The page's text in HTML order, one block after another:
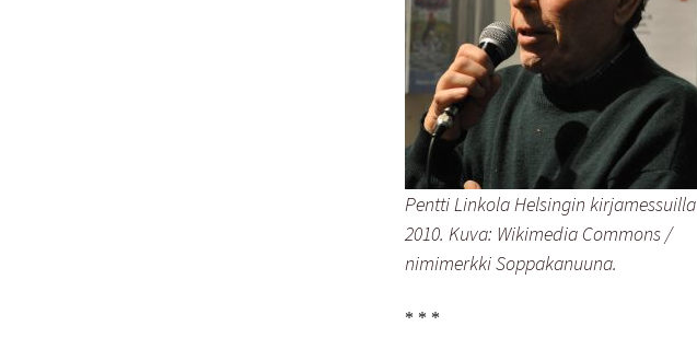
Pentti Linkola Helsingin kirjamessuilla
2010. Kuva: Wikimedia Commons /
nimimerkki Soppakanuuna.
* * *